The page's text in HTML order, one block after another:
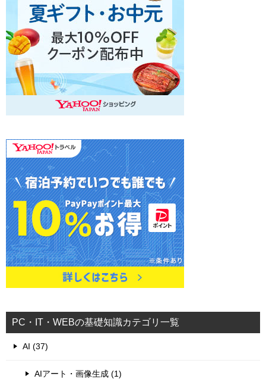
PC・IT・WEBの基礎知識カテゴリ一覧
AI (37)
AIアート・画像生成 (1)